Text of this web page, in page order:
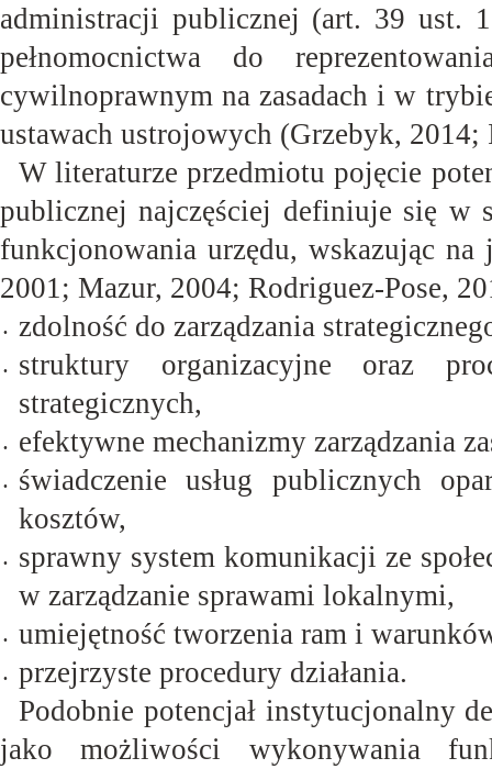
administracji publicznej (art. 39 ust.
pełnomocnictwa do
cywilnoprawnym na zasadach i w
ustawach ustrojowych (Grzebyk, 2014;
W literaturze przedmiotu pojęcie
publicznej najczęściej definiuje się w
funkcjonowania urzędu, wskazując
2001; Mazur, 2004; Rodriguez-Pose,
• zdolność do zarządzania
•
struktury organizacyjne oraz
strategicznych,
• efektywne mechanizmy zarządzania
•
świadczenie usług publicznych
kosztów,
•
sprawny system komunikacji ze
w zarządzanie sprawami lokalnymi,
• umiejętność tworzenia ram i
• przejrzyste procedury działania.
Podobnie potencjał instytucjonalny
jako możliwości wykonywania